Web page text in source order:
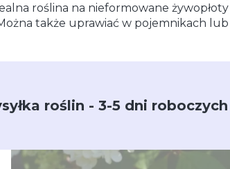
roślina na nieformowane
także uprawiać w pojemnikach lub
roślin - 3-5 dni roboczych